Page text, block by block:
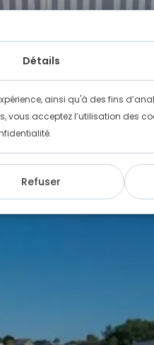
ou maintenir
et rapide à mettre en
Détails
ainsi qu'à des fins
vous acceptez l’utilisation des
Refuser